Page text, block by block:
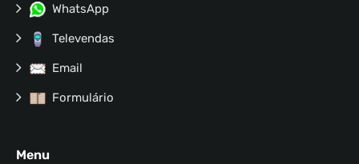
WhatsApp
Televendas
Email
Formulário
Menu